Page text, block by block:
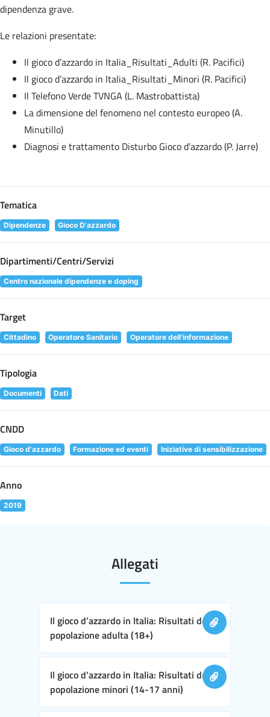
dipendenza grave.
Le relazioni presentate:
Il gioco d’azzardo in Italia_Risultati_Adulti (R. Pacifici)
Il gioco d’azzardo in Italia_Risultati_Minori (R. Pacifici)
Il Telefono Verde TVNGA (L. Mastrobattista)
La dimensione del fenomeno nel contesto europeo (A.
Minutillo)
Diagnosi e trattamento Disturbo Gioco d’azzardo (P. Jarre)
Tematica
Dipendenze Gioco D'azzardo
Dipartimenti/Centri/Servizi
Centro nazionale dipendenze e doping
Target
Cittadino Operatore Sanitario Operatore dell'informazione
Tipologia
Documenti Dati
CNDD
Gioco d'azzardo Formazione ed eventi Iniziative di sensibilizzazione
Anno
2019
Allegati
Il gioco d’azzardo in Italia: Risultati della
popolazione adulta (18+)
Il gioco d’azzardo in Italia: Risultati della
popolazione minori (14-17 anni)